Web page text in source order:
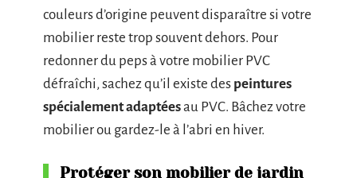
couleurs d’origine peuvent disparaître si votre
mobilier reste trop souvent dehors. Pour
redonner du peps à votre mobilier PVC
défraîchi, sachez qu’il existe des peintures
spécialement adaptéesau PVC. Bâchez votre
mobilier ou gardez-le à l’abri en hiver.
Protéger son mobilier de jardin